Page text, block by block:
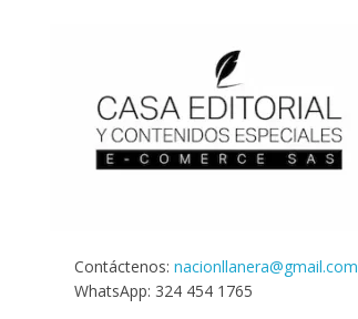
Contáctenos: nacionllanera@gmail.com
WhatsApp: 324 454 1765